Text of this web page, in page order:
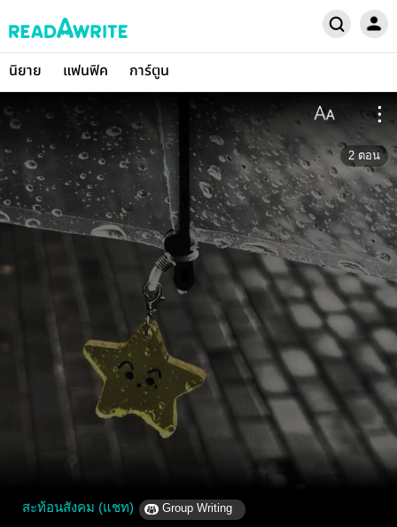
นิยาย แฟนฟิค การ์ตูน
2 ตอน
สะท้อนสังคม (แชท) Group Writing